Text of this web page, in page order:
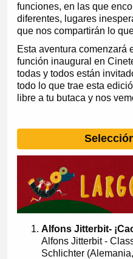
funciones, en las que
diferentes, lugares
que nos compartirán lo
Esta aventura comenzará
función inaugural en
todas y todos están
todo lo que trae esta
libre a tu butaca y nos
Alfons Jitterbit-
Alfons Jitterbit -
Schlichter